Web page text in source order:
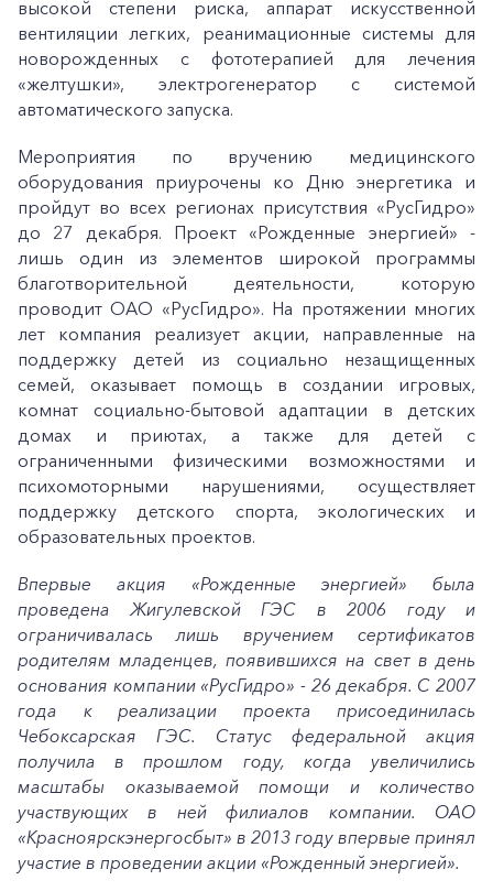
+7-800-700-24-57
Заказать обратный звонок
Частным клиентам
Корпоративным клиентам
высокой степени риска, аппарат искусственной
вентиляции легких, реанимационные системы для
новорожденных с фототерапией для лечения
«желтушки», электрогенератор с системой
автоматического запуска.
Мероприятия по вручению медицинского
оборудования приурочены ко Дню энергетика и
пройдут во всех регионах присутствия «РусГидро»
до 27 декабря. Проект «Рожденные энергией» -
лишь один из элементов широкой программы
благотворительной деятельности, которую
проводит ОАО «РусГидро». На протяжении многих
лет компания реализует акции, направленные на
поддержку детей из социально незащищенных
семей, оказывает помощь в создании игровых,
комнат социально-бытовой адаптации в детских
домах и приютах, а также для детей с
ограниченными физическими возможностями и
психомоторными нарушениями, осуществляет
поддержку детского спорта, экологических и
образовательных проектов.
Впервые акция «Рожденные энергией» была
проведена Жигулевской ГЭС в 2006 году и
ограничивалась лишь вручением сертификатов
родителям младенцев, появившихся на свет в день
основания компании «РусГидро» - 26 декабря. С 2007
года к реализации проекта присоединилась
Чебоксарская ГЭС. Статус федеральной акция
получила в прошлом году, когда увеличились
масштабы оказываемой помощи и количество
участвующих в ней филиалов компании. ОАО
«Красноярскэнергосбыт» в 2013 году впервые принял
участие в проведении акции «Рожденный энергией».